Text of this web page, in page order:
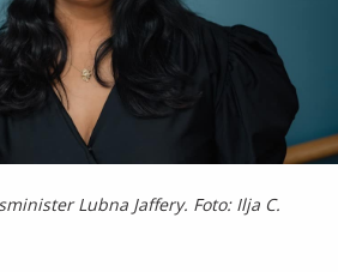
Lubna Jaffery. Foto: Ilja C.